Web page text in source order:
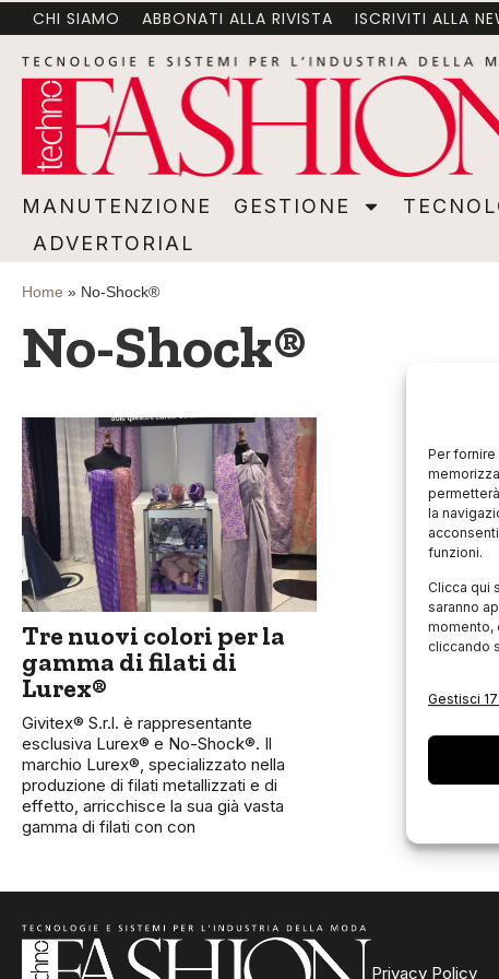
Per
la
funzioni.
Clicca qui
saranno
momento,
cliccando
Gestisci
MANUTENZIONE GESTIONE TECNOLOGIA
CHI SIAMO ABBONATI ALLA RIVISTA ISCRIVITI ALLA
MANUTENZIONE GESTIONE
ADVERTORIAL
Home » No-Shock®
No-Shock®
Tre nuovi colori per la
gamma di filati di
Lurex®
Givitex® S.r.l. è rappresentante
esclusiva Lurex® e No-Shock®. Il
marchio Lurex®, specializzato nella
produzione di filati metallizzati e di
effetto, arricchisce la sua già vasta
gamma di filati con con
Privacy Policy